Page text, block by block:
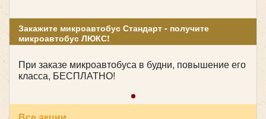
Закажите микроавтобус Стандарт - получите
микроавтобус ЛЮКС!
При заказе микроавтобуса в будни, повышение его
класса, БЕСПЛАТНО!
кондиционирования, и регулирования звука.
Очень важна в такой поездке и квалификация
обладать и повышенной стрессоустойчивостью, т.к.
дети всегда шумят, а это всегда мешает
сосредоточиться. В нашей компании трудятся только